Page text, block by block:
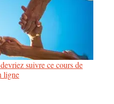
suivre ce cours de
ligne